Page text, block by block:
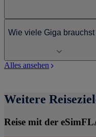
Wie viele Giga
Alles ansehen
Weitere
Reise mit der